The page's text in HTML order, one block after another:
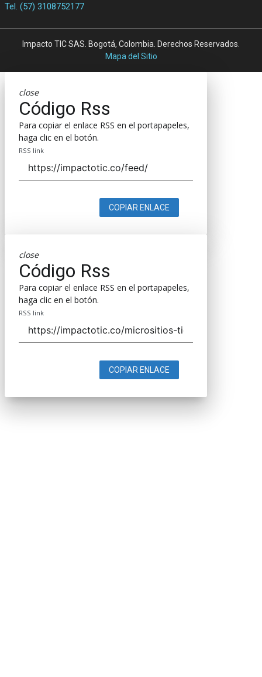
Tel. (57) 3108752177
Impacto TIC SAS. Bogotá, Colombia. Derechos Reservados.
Mapa del Sitio
close
Código Rss
Para copiar el enlace RSS en el portapapeles,
haga clic en el botón.
RSS link
COPIAR ENLACE
close
Código Rss
Para copiar el enlace RSS en el portapapeles,
haga clic en el botón.
RSS link
COPIAR ENLACE